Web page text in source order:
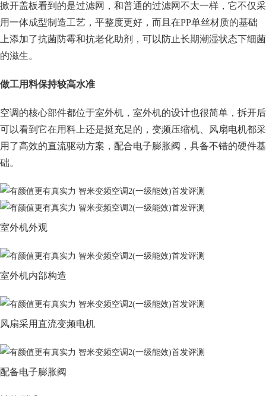
掀开盖板看到的是过滤网，和普通的过滤网不太一样，它不仅采
用一体成型制造工艺，平整度更好，而且在PP单丝材质的基础
上添加了抗菌防霉和抗老化助剂，可以防止长期潮湿状态下细菌
的滋生。
做工用料保持较高水准
空调的核心部件都位于室外机，室外机的设计也很简单，拆开后
可以看到它在用料上还是挺充足的，变频压缩机、风扇电机都采
用了高效的直流驱动方案，配合电子膨胀阀，具备不错的硬件基
础。
室外机外观
室外机内部构造
风扇采用直流变频电机
配备电子膨胀阀